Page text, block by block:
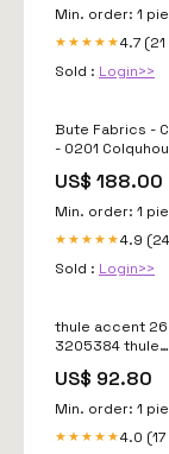
Min. order: 1
★★★★★4.7
Sold : Login>>
Bute Fabrics -
- 0201
US$ 188.00
Min. order: 1
★★★★★4.9
Sold : Login>>
thule accent
3205384 thule
US$ 92.80
Min. order: 1
★★★★★4.0